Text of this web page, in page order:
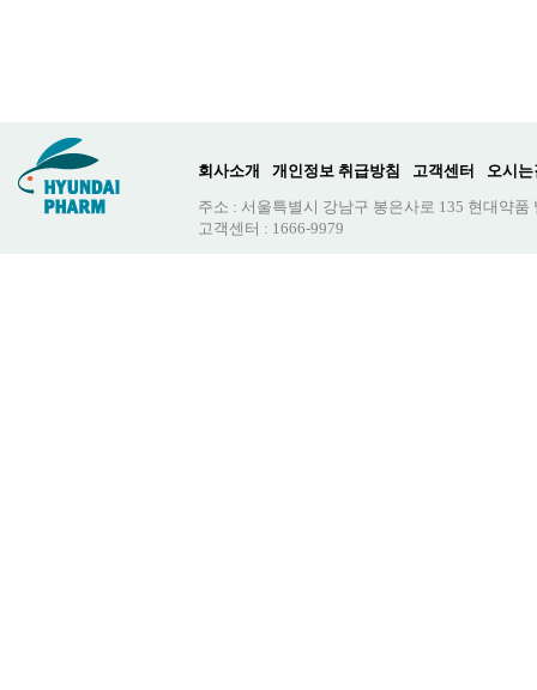
회사소개 개인정보 취급방침 고객센터
오시는
주소 : 서울특별시 강남구 봉은사로 135 현대약품
고객센터 : 1666-9979